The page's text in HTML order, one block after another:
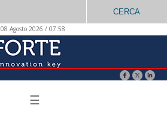
CERCA
08 Agosto 2026 / 07:58
☰